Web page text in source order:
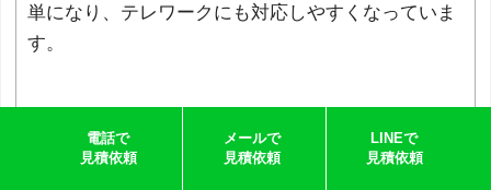
単になり、テレワークにも対応しやすくなっていま
す。
電話で
見積依頼
メールで
見積依頼
LINEで
見積依頼